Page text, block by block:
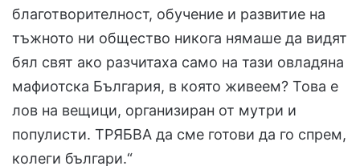
благотворителност, обучение и развитие на
тъжното ни общество никога нямаше да видят
бял свят ако разчитаха само на тази овладяна
мафиотска България, в която живеем? Това е
лов на вещици, организиран от мутри и
популисти. ТРЯБВА да сме готови да го спрем,
колеги българи.“